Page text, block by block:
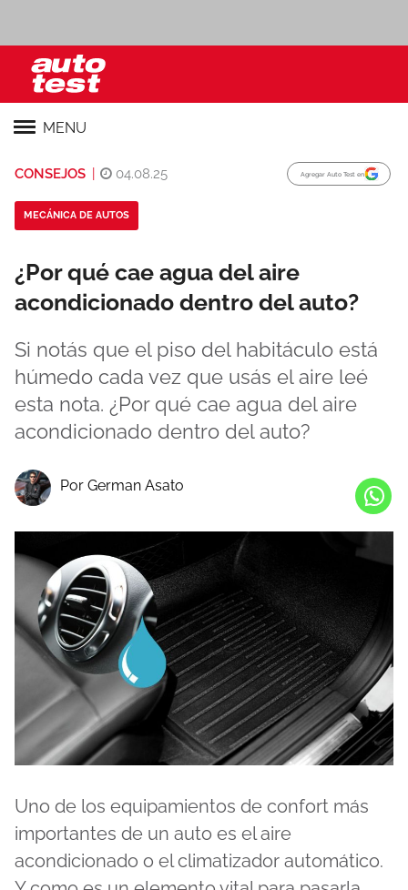
MENU
CONSEJOS 04.08.25 Agregar Auto Test en
MECÁNICA DE AUTOS
¿Por qué cae agua del aire
acondicionado dentro del auto?
Si notás que el piso del habitáculo está
húmedo cada vez que usás el aire leé
esta nota. ¿Por qué cae agua del aire
acondicionado dentro del auto?
Por German Asato
Uno de los equipamientos de confort más
importantes de un auto es el aire
acondicionado o el climatizador automático.